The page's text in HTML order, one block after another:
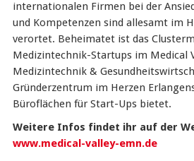
internationalen Firmen bei der
und Kompetenzen sind allesamt im
verortet. Beheimatet ist das
Medizintechnik-Startups im Medical
Medizintechnik &
Gründerzentrum im Herzen
Büroflächen für Start-Ups bietet.
Weitere Infos findet ihr auf der
www.medical-valley-emn.de